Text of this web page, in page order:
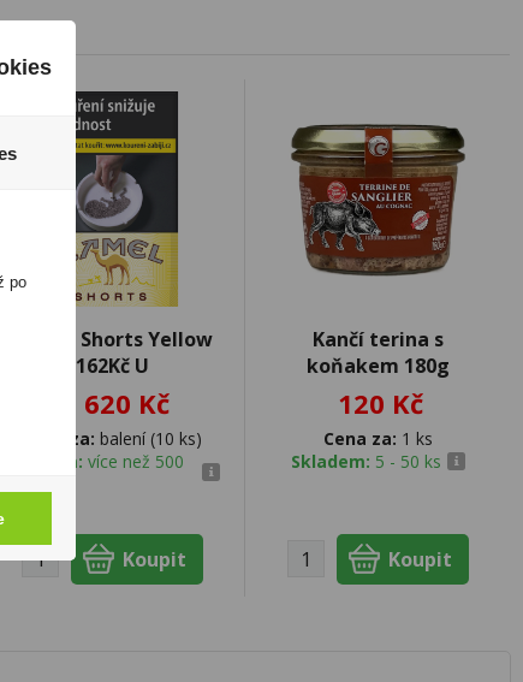
CAMEL Shorts Yellow
162Kč U
1 620 Kč
Cena za: balení (10 ks)
Skladem:více než 500
Kančí terina s
koňakem 180g
120 Kč
Cena za: 1 ks
Skladem: 5 - 50 ks
po